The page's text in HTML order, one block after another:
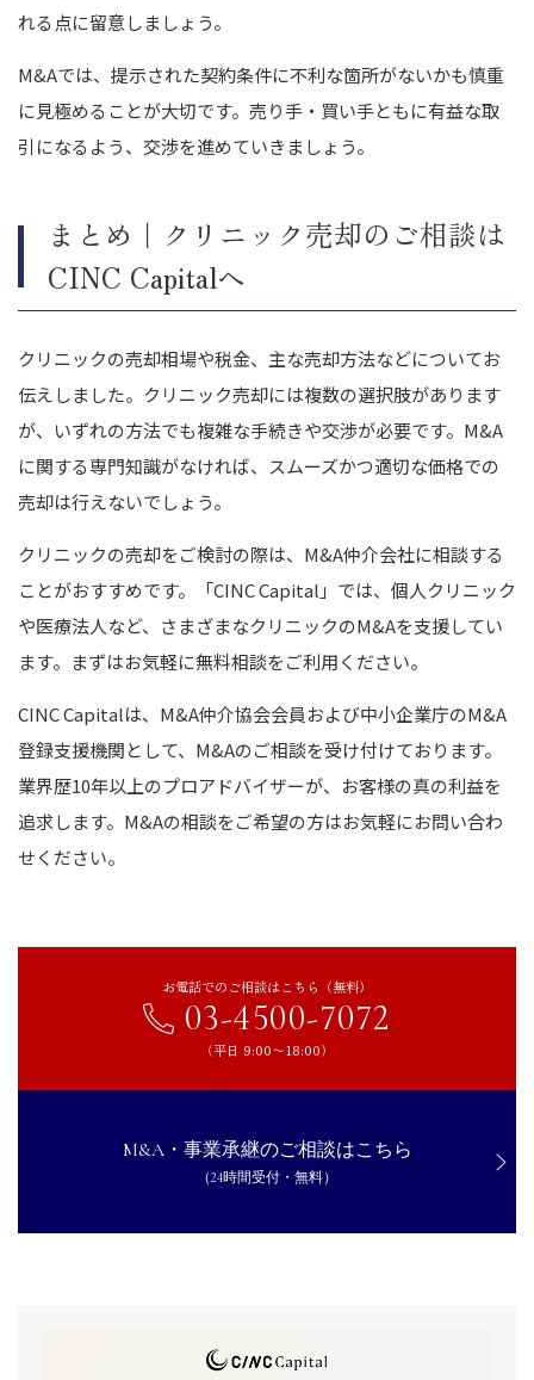
れる点に留意しましょう。
M&Aでは、提示された契約条件に不利な箇所がないかも慎重
に見極めることが大切です。売り手・買い手ともに有益な取
引になるよう、交渉を進めていきましょう。
まとめ｜クリニック売却のご相談は
CINC Capitalへ
クリニックの売却相場や税金、主な売却方法などについてお
伝えしました。クリニック売却には複数の選択肢があります
が、いずれの方法でも複雑な手続きや交渉が必要です。M&A
に関する専門知識がなければ、スムーズかつ適切な価格での
売却は行えないでしょう。
クリニックの売却をご検討の際は、M&A仲介会社に相談する
ことがおすすめです。「CINC Capital」では、個人クリニック
や医療法人など、さまざまなクリニックのM&Aを支援してい
ます。まずはお気軽に無料相談をご利用ください。
CINC Capitalは、M&A仲介協会会員および中小企業庁のM&A
登録支援機関として、M&Aのご相談を受け付けております。
業界歴10年以上のプロアドバイザーが、お客様の真の利益を
追求します。M&Aの相談をご希望の方はお気軽にお問い合わ
せください。
お電話でのご相談はこちら（無料）
03-4500-7072
（平日 9:00〜18:00）
M&A・事業承継のご相談はこちら
（24時間受付・無料）